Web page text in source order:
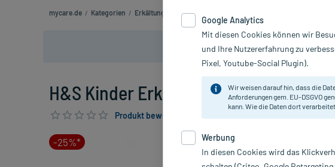
mycare.de / Kategorien / Erkältung & Abwehr
Nur für kurze
H&S Kinder Erkältungstee, 20X1.5 g
Produkt bewerten & PlusHerzen sichern
-25%*
Google Analytics
Mit diesen Cookies können wir
und Ihre Nutzererfahrung zu
Pixel, Youtube-Social Plugin).
Wir weisen darauf hin, dass die
Anforderungen gem. EU-DSGVO
kann. Wie die Daten dort
Werbung
In diesen Cookies wird das